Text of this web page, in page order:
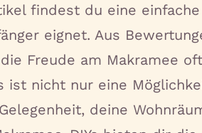
findest du eine
eignet. Aus
Freude am Makramee
ist nicht nur eine
deine